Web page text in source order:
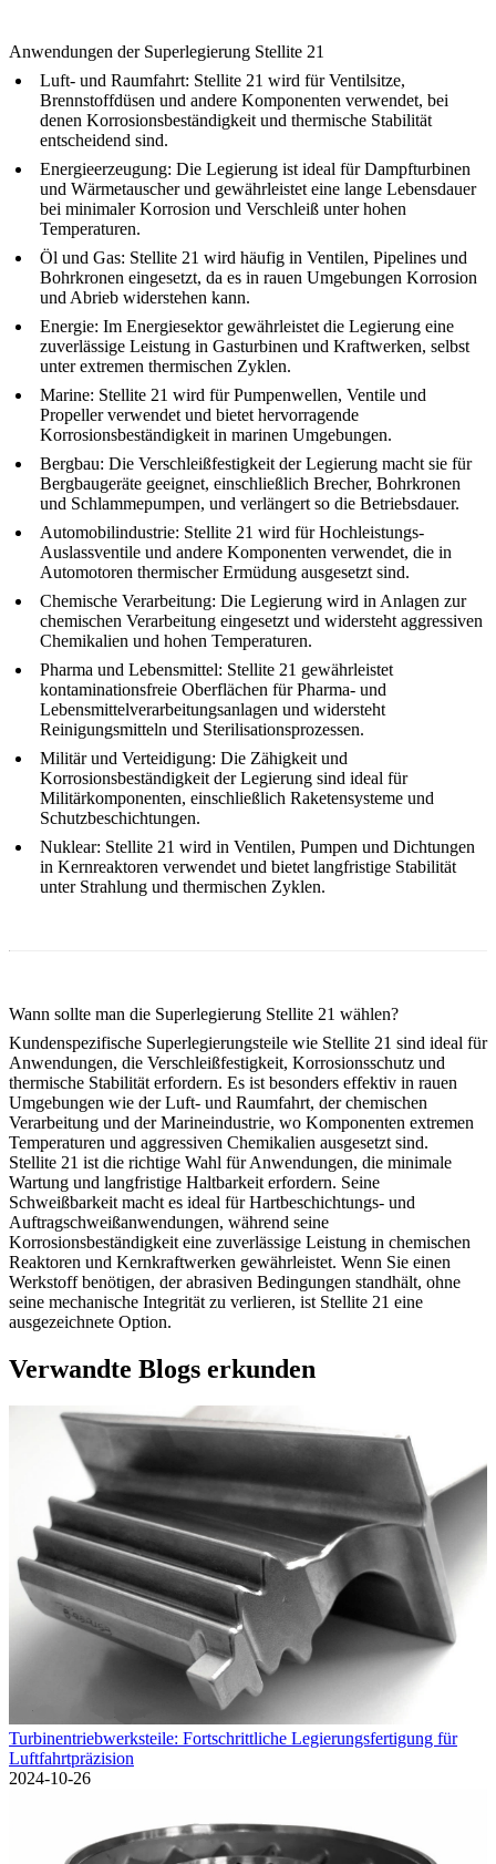
Anwendungen der Superlegierung Stellite 21
Luft- und Raumfahrt: Stellite 21 wird für Ventilsitze,
Brennstoffdüsen und andere Komponenten verwendet, bei
denen Korrosionsbeständigkeit und thermische Stabilität
entscheidend sind.
Energieerzeugung: Die Legierung ist ideal für Dampfturbinen
und Wärmetauscher und gewährleistet eine lange Lebensdauer
bei minimaler Korrosion und Verschleiß unter hohen
Temperaturen.
Öl und Gas: Stellite 21 wird häufig in Ventilen, Pipelines und
Bohrkronen eingesetzt, da es in rauen Umgebungen Korrosion
und Abrieb widerstehen kann.
Energie: Im Energiesektor gewährleistet die Legierung eine
zuverlässige Leistung in Gasturbinen und Kraftwerken, selbst
unter extremen thermischen Zyklen.
Marine: Stellite 21 wird für Pumpenwellen, Ventile und
Propeller verwendet und bietet hervorragende
Korrosionsbeständigkeit in marinen Umgebungen.
Bergbau: Die Verschleißfestigkeit der Legierung macht sie für
Bergbaugeräte geeignet, einschließlich Brecher, Bohrkronen
und Schlammepumpen, und verlängert so die Betriebsdauer.
Automobilindustrie: Stellite 21 wird für Hochleistungs-
Auslassventile und andere Komponenten verwendet, die in
Automotoren thermischer Ermüdung ausgesetzt sind.
Chemische Verarbeitung: Die Legierung wird in Anlagen zur
chemischen Verarbeitung eingesetzt und widersteht aggressiven
Chemikalien und hohen Temperaturen.
Pharma und Lebensmittel: Stellite 21 gewährleistet
kontaminationsfreie Oberflächen für Pharma- und
Lebensmittelverarbeitungsanlagen und widersteht
Reinigungsmitteln und Sterilisationsprozessen.
Militär und Verteidigung: Die Zähigkeit und
Korrosionsbeständigkeit der Legierung sind ideal für
Militärkomponenten, einschließlich Raketensysteme und
Schutzbeschichtungen.
Nuklear: Stellite 21 wird in Ventilen, Pumpen und Dichtungen
in Kernreaktoren verwendet und bietet langfristige Stabilität
unter Strahlung und thermischen Zyklen.
Wann sollte man die Superlegierung Stellite 21 wählen?
Kundenspezifische Superlegierungsteile wie Stellite 21 sind ideal für
Anwendungen, die Verschleißfestigkeit, Korrosionsschutz und
thermische Stabilität erfordern. Es ist besonders effektiv in rauen
Umgebungen wie der Luft- und Raumfahrt, der chemischen
Verarbeitung und der Marineindustrie, wo Komponenten extremen
Temperaturen und aggressiven Chemikalien ausgesetzt sind.
Stellite 21 ist die richtige Wahl für Anwendungen, die minimale
Wartung und langfristige Haltbarkeit erfordern. Seine
Schweißbarkeit macht es ideal für Hartbeschichtungs- und
Auftragschweißanwendungen, während seine
Korrosionsbeständigkeit eine zuverlässige Leistung in chemischen
Reaktoren und Kernkraftwerken gewährleistet. Wenn Sie einen
Werkstoff benötigen, der abrasiven Bedingungen standhält, ohne
seine mechanische Integrität zu verlieren, ist Stellite 21 eine
ausgezeichnete Option.
Verwandte Blogs erkunden
Turbinentriebwerksteile: Fortschrittliche Legierungsfertigung für
Luftfahrtpräzision
2024-10-26